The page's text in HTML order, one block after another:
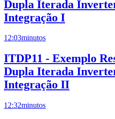
Dupla Iterada
Integração I
12:03minutos
ITDP11 - Exemplo
Dupla Iterada
Integração II
12:32minutos